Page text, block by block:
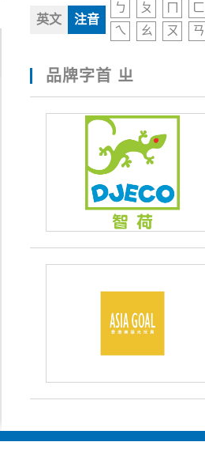
英文 注音
ㄅ ㄆ ㄇ ㄈ
ㄟ
ㄠ ㄡ ㄢ
品牌字首 ㄓ